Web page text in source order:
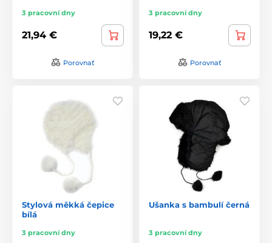
3 pracovní dny
21,94 €
Porovnať
3 pracovní dny
19,22 €
Porovnať
Stylová měkká čepice
bílá
3 pracovní dny
Ušanka s bambulí černá
3 pracovní dny